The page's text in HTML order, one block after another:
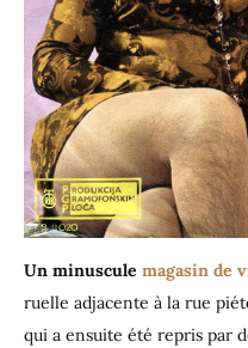
Un minuscule magasin de
ruelle adjacente à la rue
qui a ensuite été repris par